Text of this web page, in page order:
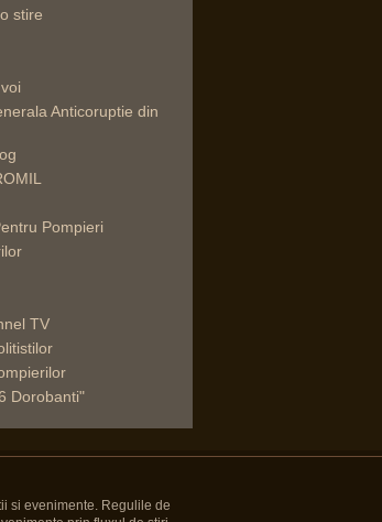
stire
Anticoruptie din
Pompieri
TV
Dorobanti"
si evenimente. Regulile de